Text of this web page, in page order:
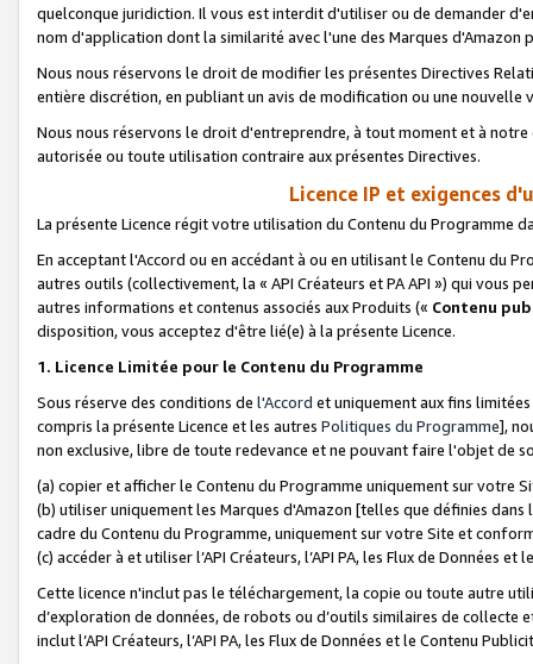
quelconque juridiction. Il vous est interdit d'utiliser ou de demander
nom d'application dont la similarité avec l'une des Marques
Nous nous réservons le droit de modifier les présentes Directives
entière discrétion, en publiant un avis de modification ou une nouvelle
Nous nous réservons le droit d'entreprendre, à tout moment et à
autorisée ou toute utilisation contraire aux présentes Directives.
Licence IP et exigences
La présente Licence régit votre utilisation du Contenu du Programme
En acceptant l'Accord ou en accédant à ou en utilisant le Contenu du
autres outils (collectivement, la « API Créateurs et PA API ») qui vous
autres informations et contenus associés aux Produits (« Contenu
disposition, vous acceptez d'être lié(e) à la présente Licence.
1. Licence Limitée pour le Contenu du Programme
Sous réserve des conditions de l'Accord et uniquement aux fins
compris la présente Licence et les autres Politiques du Programme],
non exclusive, libre de toute redevance et ne pouvant faire l'objet de
(a) copier et afficher le Contenu du Programme uniquement sur votre
(b) utiliser uniquement les Marques d'Amazon [telles que définies dans
cadre du Contenu du Programme, uniquement sur votre Site et
(c) accéder à et utiliser l’API Créateurs, l’API PA, les Flux de Données
Cette licence n'inclut pas le téléchargement, la copie ou toute autre
d’exploration de données, de robots ou d’outils similaires de
inclut l’API Créateurs, l’API PA, les Flux de Données et le Contenu